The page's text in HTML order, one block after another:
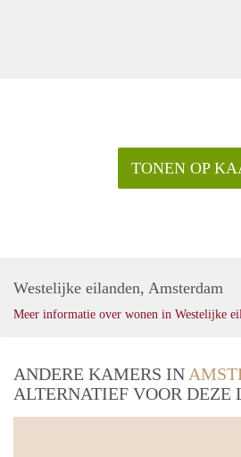
TONEN OP
Westelijke eilanden, Amsterdam
Meer informatie over wonen in Westelijke
ANDERE KAMERS IN
ALTERNATIEF VOOR DEZE